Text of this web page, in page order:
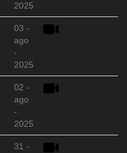
2025
03 -
ago
-
2025
02 -
ago
-
2025
31 -